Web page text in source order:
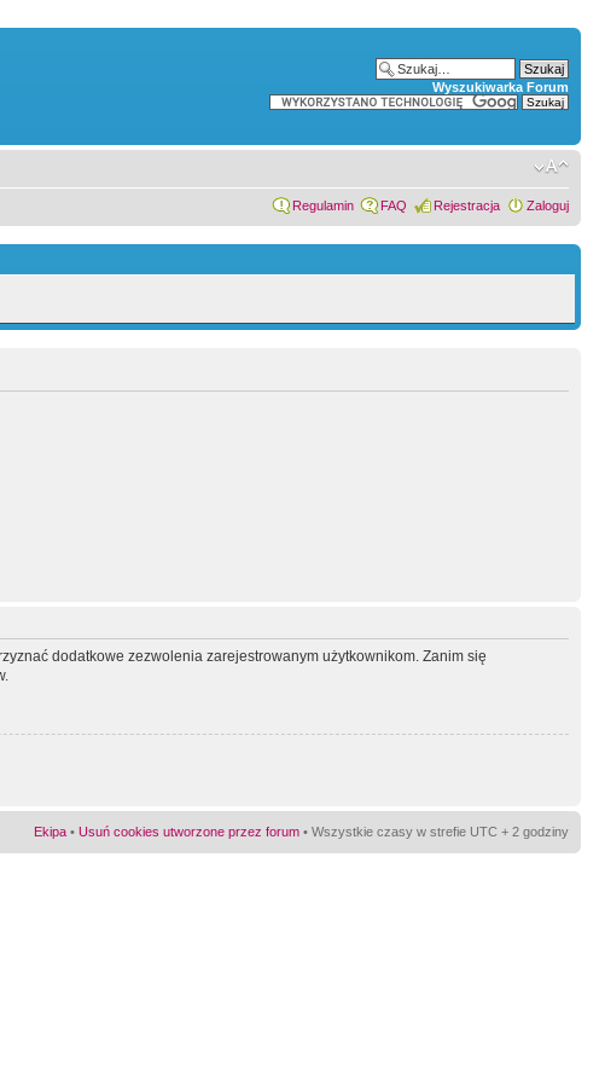
Wyszukiwarka Forum
Regulamin FAQ Rejestracja Zaloguj
dodatkowe zezwolenia zarejestrowanym użytkownikom. Zanim się
Ekipa • Usuń cookies utworzone przez forum • Wszystkie czasy w strefie UTC + 2 godziny